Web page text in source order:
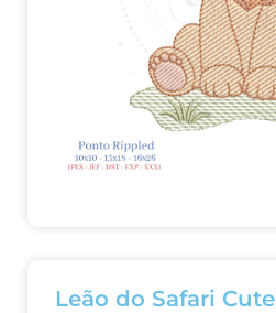
Leão do Safari Cute